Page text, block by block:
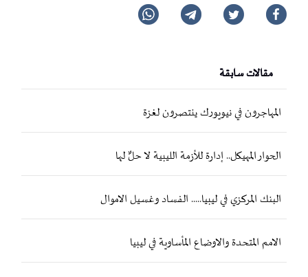
مقالات سابقة
المهاجرون في نيويورك ينتصرون لغزة
الحوار المهيكل.. إدارة للأزمة الليبية لا حلٌّ لها
البنك المركزي في ليبيا..... الفساد وغسيل الاموال
الامم المتحدة والاوضاع المأساوية في ليبيا